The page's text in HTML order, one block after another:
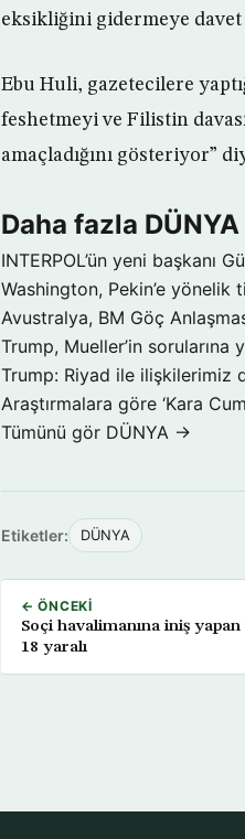
eksikliğini gidermeye davet
Ebu Huli, gazetecilere
feshetmeyi ve Filistin
amaçladığını gösteriyor”
Daha fazla DÜNYA
INTERPOL’ün yeni başkanı
Washington, Pekin’e yönelik
Avustralya, BM Göç
Trump, Mueller’in sorularına
Trump: Riyad ile ilişkilerimiz
Araştırmalara göre ‘Kara
Tümünü gör DÜNYA →
Etiketler: DÜNYA
← ÖNCEKI
Soçi havalimanına iniş yapan
18 yaralı